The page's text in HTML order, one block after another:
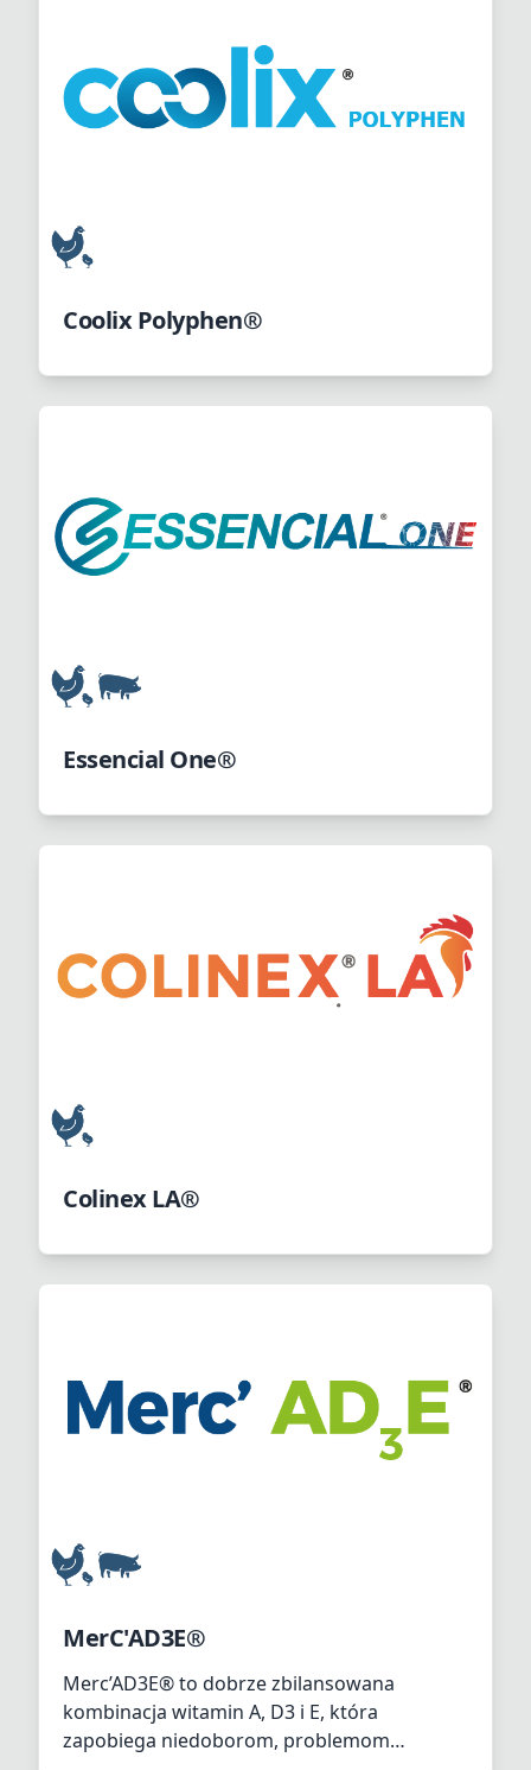
Coolix Polyphen®
Essencial One®
Colinex LA®
MerC'AD3E®
Merc’AD3E® to dobrze zbilansowana
kombinacja witamin A, D3 i E, która
zapobiega niedoborom, problemom